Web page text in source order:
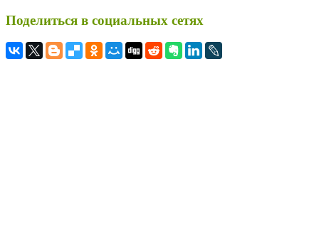
Поделиться в социальных сетях